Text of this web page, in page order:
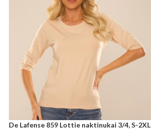
De Lafense 859 Lottie naktinukai 3/4, S-2XL